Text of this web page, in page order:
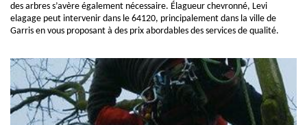
des arbres s’avère également nécessaire. Élagueur chevronné, Levi
elagage peut intervenir dans le 64120, principalement dans la ville de
Garris en vous proposant à des prix abordables des services de qualité.